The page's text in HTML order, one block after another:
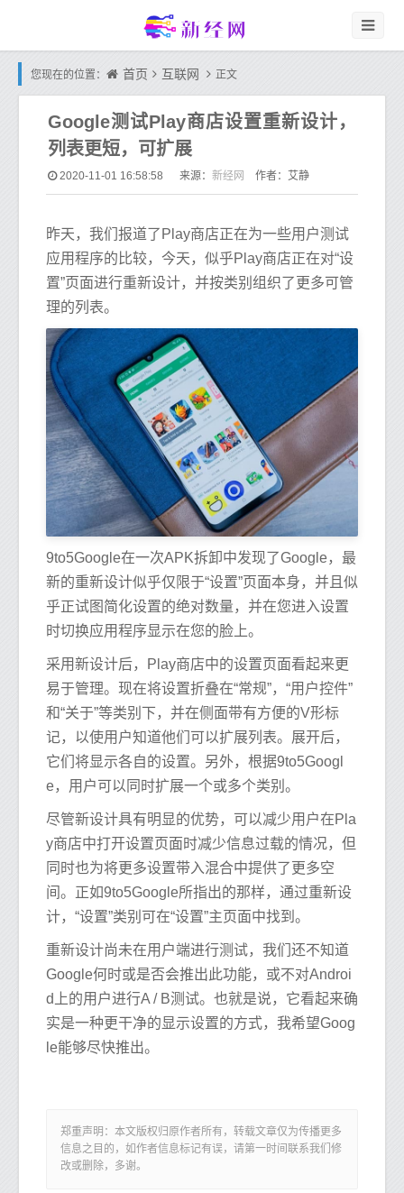
您现在的位置： 首页 互联网 正文
Google测试Play商店设置重新设计，
列表更短，可扩展
2020-11-01 16:58:58 来源： 新经网 作者：艾静
昨天，我们报道了Play商店正在为一些用户测试
应用程序的比较，今天，似乎Play商店正在对“设
置”页面进行重新设计，并按类别组织了更多可管
理的列表。
9to5Google在一次APK拆卸中发现了Google，最
新的重新设计似乎仅限于“设置”页面本身，并且似
乎正试图简化设置的绝对数量，并在您进入设置
时切换应用程序显示在您的脸上。
采用新设计后，Play商店中的设置页面看起来更
易于管理。现在将设置折叠在“常规”，“用户控件”
和“关于”等类别下，并在侧面带有方便的V形标
记，以使用户知道他们可以扩展列表。展开后，
它们将显示各自的设置。另外，根据9to5Googl
e，用户可以同时扩展一个或多个类别。
尽管新设计具有明显的优势，可以减少用户在Pla
y商店中打开设置页面时减少信息过载的情况，但
同时也为将更多设置带入混合中提供了更多空
间。正如9to5Google所指出的那样，通过重新设
计，“设置”类别可在“设置”主页面中找到。
重新设计尚未在用户端进行测试，我们还不知道
Google何时或是否会推出此功能，或不对Androi
d上的用户进行A / B测试。也就是说，它看起来确
实是一种更干净的显示设置的方式，我希望Goog
le能够尽快推出。
郑重声明：本文版权归原作者所有，转载文章仅为传播更多
信息之目的，如作者信息标记有误，请第一时间联系我们修
改或删除，多谢。